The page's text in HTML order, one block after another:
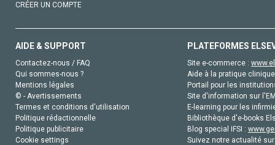
CRÉER UN COMPTE
AIDE & SUPPORT
Contactez-nous / FAQ
Qui sommes-nous ?
Mentions légales
© - Avertissements
Termes et conditions d'utilisation
Politique rédactionnelle
Politique publicitaire
Cookie settings
PLATEFORMES
Site e-commerce :
Aide à la pratique
Portail pour les
Site d'information sur
E-learning pour les
Bibliothèque d'e-books
Blog special IFSI :
Suivez notre actualité